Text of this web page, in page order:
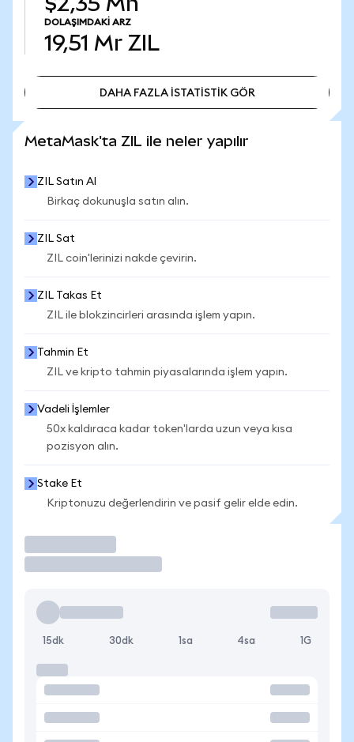
DOLAŞIMDAKI ARZ
19,51 Mr ZIL
DAHA FAZLA İSTATİSTİK GÖR
MetaMask'ta ZIL ile neler yapılır
ZIL Satın Al
Birkaç dokunuşla satın alın.
ZIL Sat
ZIL coin'lerinizi nakde çevirin.
ZIL Takas Et
ZIL ile blokzincirleri arasında işlem yapın.
Tahmin Et
ZIL ve kripto tahmin piyasalarında işlem yapın.
Vadeli İşlemler
50x kaldıraca kadar token'larda uzun veya kısa
pozisyon alın.
Stake Et
Kriptonuzu değerlendirin ve pasif gelir elde edin.
15dk 30dk 1sa 4sa 1G